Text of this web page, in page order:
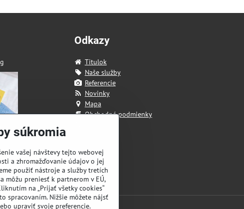
Odkazy
Titulok
Naše služby
Referencie
Novinky
Mapa
Obchodné podmienky
súkromia
vašej návštevy tejto webovej
a zhromažďovanie údajov o jej
použiť nástroje a služby tretích
môžu preniesť k partnerom v EÚ,
na „Prijať všetky cookies“
spracovaním. Nižšie môžete nájsť
upraviť svoje preferencie.